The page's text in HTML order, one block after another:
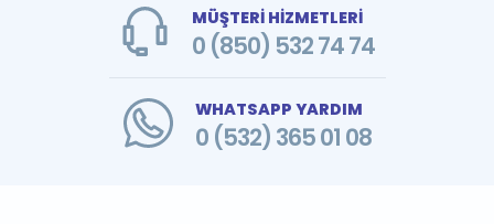
MÜŞTERİ HİZMETLERİ
0 (850) 532 74 74
WHATSAPP YARDIM
0 (532) 365 01 08